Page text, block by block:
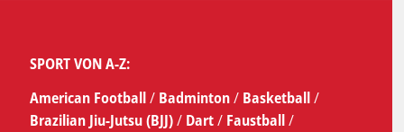
SPORT VON A-Z:
American Football/ Badminton/ Basketball/
Brazilian Jiu-Jutsu (BJJ)/ Dart/ Faustball/